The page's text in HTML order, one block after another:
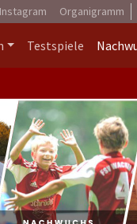
Instagram Organigramm
Testspiele